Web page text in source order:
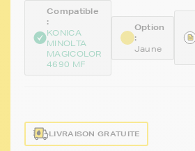
Compatible
:
KONICA
MINOLTA
MAGICOLOR
4690 MF
Option
:
Jaune
LIVRAISON GRATUITE